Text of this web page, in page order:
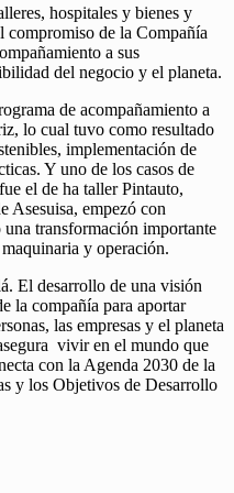
hospitales y bienes y
compromiso de la Compañía
a sus
del negocio y el planeta.
de acompañamiento a
lo cual tuvo como resultado
implementación de
Y uno de los casos de
el de ha taller Pintauto,
Asesuisa, empezó con
transformación importante
y operación.
El desarrollo de una visión
la compañía para aportar
las empresas y el planeta
vivir en el mundo que
con la Agenda 2030 de la
y los Objetivos de Desarrollo